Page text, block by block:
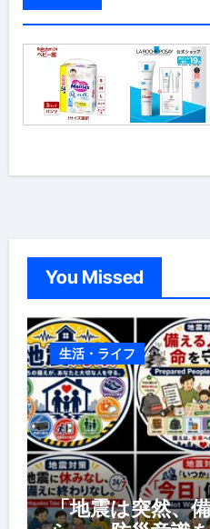
You Missed
生活・ライフ
「地震は突然、